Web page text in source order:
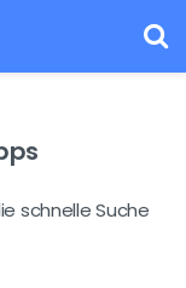
schnelle Suche